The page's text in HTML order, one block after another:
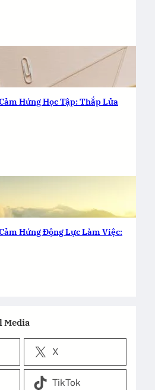
Hứng Học Tập: Thắp Lửa
Hứng Động Lực Làm Việc:
Media
X
TikTok